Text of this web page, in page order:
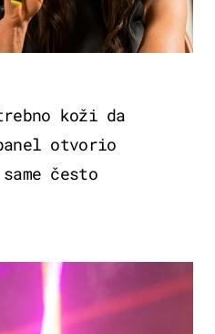
koži da
otvorio
često